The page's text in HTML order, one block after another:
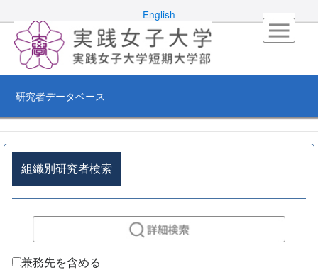
English
研究者データベース
組織別研究者検索
兼務先を含める